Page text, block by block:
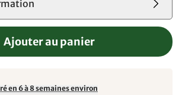
Ajouter au panier
en 6 à 8 semaines environ